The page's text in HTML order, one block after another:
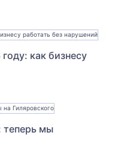
как бизнесу
теперь мы